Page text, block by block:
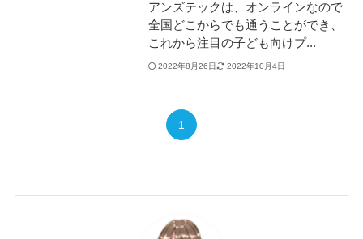
アンズテックは、オンラインなので
全国どこからでも通うことができ、
これから注目の子ども向けプ...
2022年8月26日 2022年10月4日
1